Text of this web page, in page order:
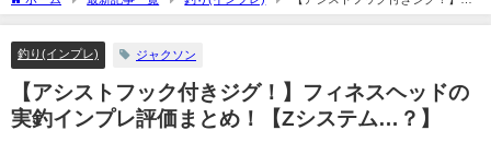
ィネスヘッドの実釣インプレ評価まとめ！【Zシステム…？】
釣り(インプレ) ジャクソン
【アシストフック付きジグ！】フィネスヘッドの
実釣インプレ評価まとめ！【Zシステム…？】